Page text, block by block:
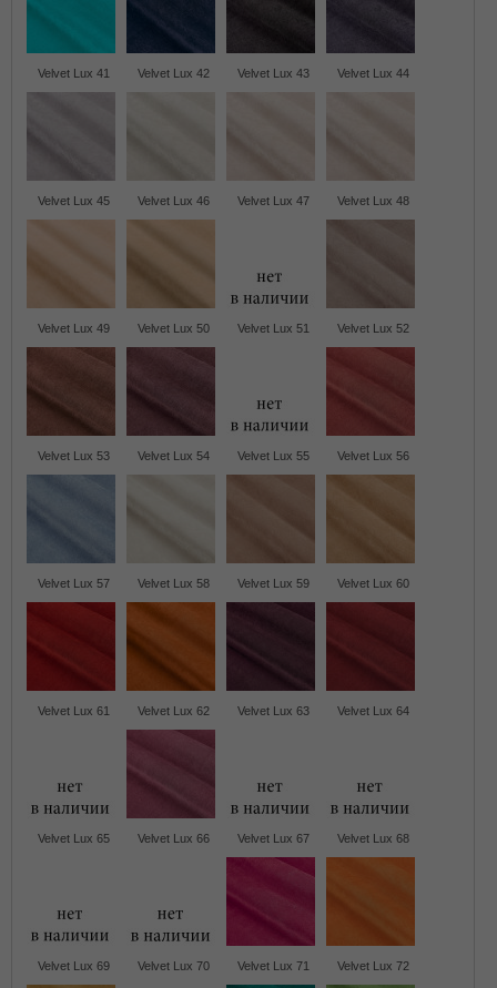
Velvet Lux 41 Velvet Lux 42 Velvet Lux 43 Velvet Lux 44
Velvet Lux 45 Velvet Lux 46 Velvet Lux 47 Velvet Lux 48
Velvet Lux 49 Velvet Lux 50 Velvet Lux 51 Velvet Lux 52
Velvet Lux 53 Velvet Lux 54 Velvet Lux 55 Velvet Lux 56
Velvet Lux 57 Velvet Lux 58 Velvet Lux 59 Velvet Lux 60
Velvet Lux 61 Velvet Lux 62 Velvet Lux 63 Velvet Lux 64
Velvet Lux 65 Velvet Lux 66 Velvet Lux 67 Velvet Lux 68
Velvet Lux 69 Velvet Lux 70 Velvet Lux 71 Velvet Lux 72